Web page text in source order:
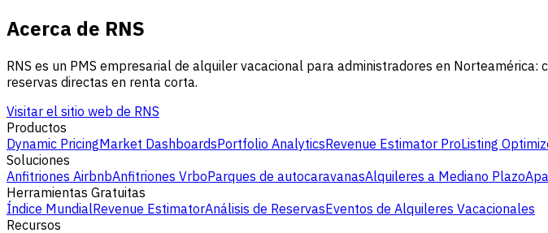
Acerca de RNS
RNS es un PMS empresarial de alquiler vacacional para administradores en
reservas directas en renta corta.
Visitar el sitio web de RNS
Productos
Dynamic PricingMarket DashboardsPortfolio AnalyticsRevenue Estimator ProListing
Soluciones
Anfitriones AirbnbAnfitriones VrboParques de autocaravanasAlquileres a Mediano Plazo
Herramientas Gratuitas
Índice MundialRevenue EstimatorAnálisis de ReservasEventos de Alquileres Vacacionales
Recursos